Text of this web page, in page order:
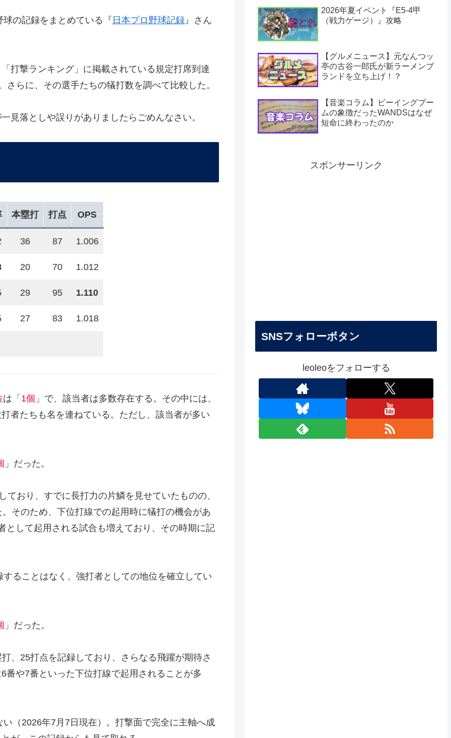
の記録をまとめている『 日本プロ野球記録』さん
打撃ランキング」に掲載されている規定打席到達
らに、その選手たちの犠打数を調べて比較した。
落としや誤りがありましたらごめんなさい。
本塁打 打点 OPS
36 87 1.006
20 70 1.012
29 95 1.110
27 83 1.018
は「 1個 」で、該当者は多数存在する。その中には、
者たちも名を連ねている。ただし、該当者が多い
」だった。
おり、すでに長打力の片鱗を見せていたものの、
そのため、下位打線での起用時に犠打の機会があ
して起用される試合も増えており、その時期に記
ることはなく、強打者としての地位を確立してい
」だった。
、25打点を記録しており、さらなる飛躍が期待さ
や7番といった下位打線で起用されることが多
（2026年7月7日現在）。打撃面で完全に主軸へ成
2026年夏イベント『E5-4甲
（戦力ゲージ）』攻略
【グルメニュース】元なんつッ
亭の古谷一郎氏が新ラーメンブ
ランドを立ち上げ！？
【音楽コラム】ビーイングブー
ムの象徴だったWANDSはなぜ
短命に終わったのか
スポンサーリンク
SNSフォローボタン
leoleoをフォローする